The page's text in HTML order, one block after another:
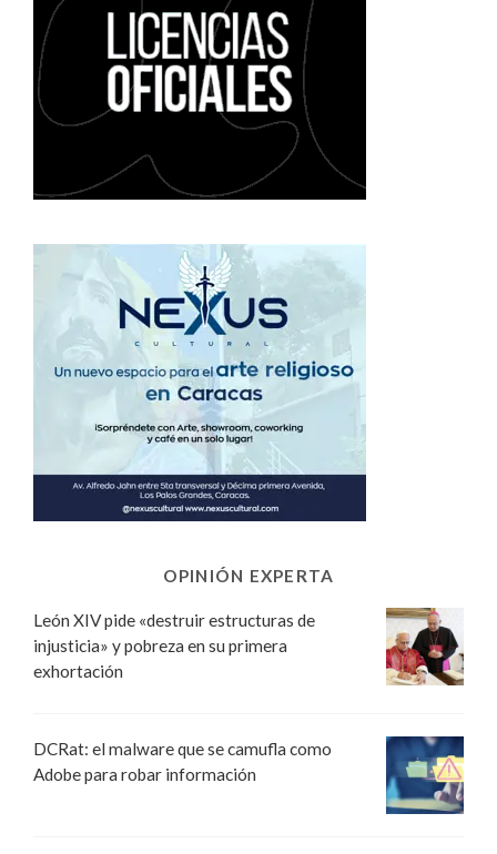
OPINIÓN EXPERTA
León XIV pide «destruir estructuras de
injusticia» y pobreza en su primera
exhortación
DCRat: el malware que se camufla como
Adobe para robar información